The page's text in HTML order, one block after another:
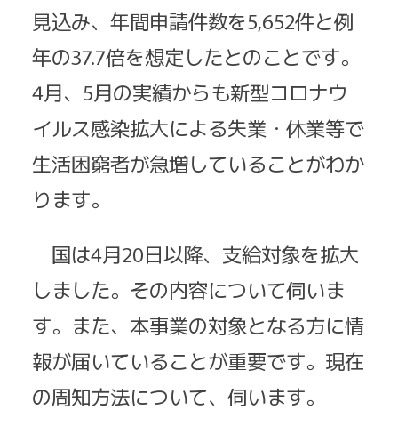
見込み、年間申請件数を5,652件と例
年の37.7倍を想定したとのことです。
4月、5月の実績からも新型コロナウ
イルス感染拡大による失業・休業等で
生活困窮者が急増していることがわか
ります。
国は4月20日以降、支給対象を拡大
しました。その内容について伺いま
す。また、本事業の対象となる方に情
報が届いていることが重要です。現在
の周知方法について、伺います。